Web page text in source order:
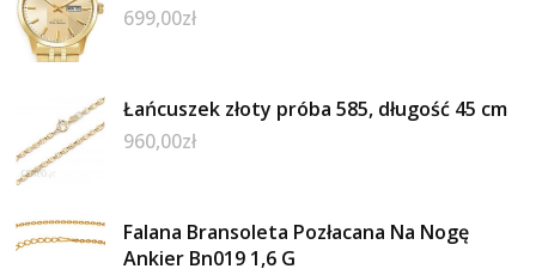
699,00zł
Łańcuszek złoty próba 585, długość 45 cm
960,00zł
Falana Bransoleta Pozłacana Na Nogę
Ankier Bn019 1,6 G